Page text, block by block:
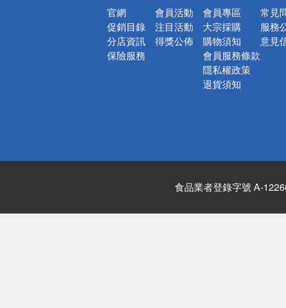
官網
促銷目錄
分店資訊
保險服務
會員活動
注目活動
得獎公佈
會員專區
大宗採購
購物須知
會員服務條款
隱私權政策
退貨須知
常見
服務
意見
食品業者登錄字號 A-